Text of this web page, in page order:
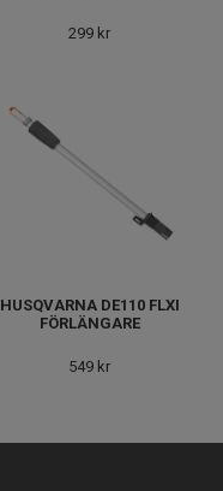
299 kr
HUSQVARNA DE110 FLXI
FÖRLÄNGARE
549 kr